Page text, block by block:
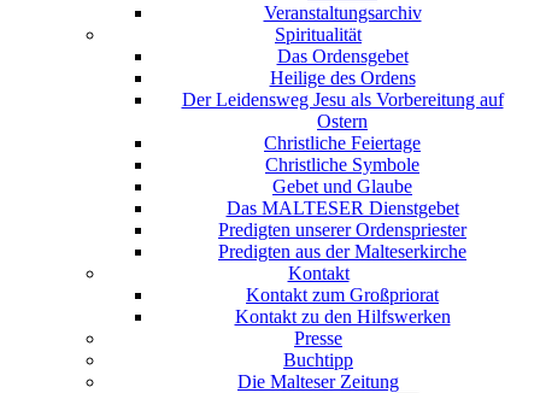
Veranstaltungsarchiv
Spiritualität
Das Ordensgebet
Heilige des Ordens
Der Leidensweg Jesu als Vorbereitung auf
Ostern
Christliche Feiertage
Christliche Symbole
Gebet und Glaube
Das MALTESER Dienstgebet
Predigten unserer Ordenspriester
Predigten aus der Malteserkirche
Kontakt
Kontakt zum Großpriorat
Kontakt zu den Hilfswerken
Presse
Buchtipp
Die Malteser Zeitung